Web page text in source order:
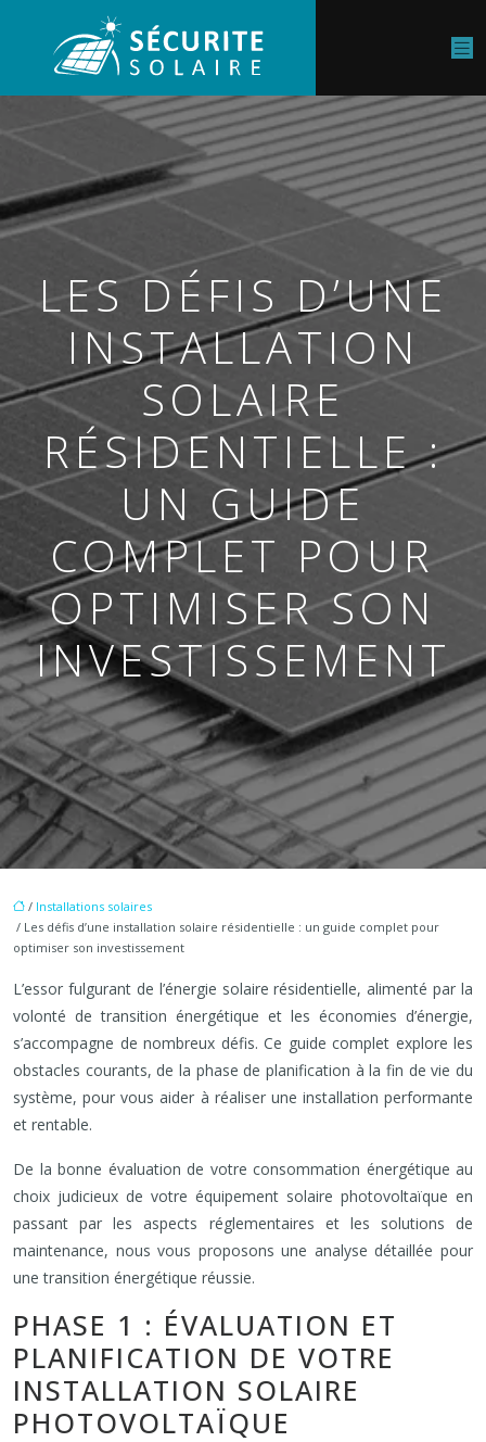
LES DÉFIS D’UNE
INSTALLATION
SOLAIRE
RÉSIDENTIELLE :
UN GUIDE
COMPLET POUR
OPTIMISER SON
INVESTISSEMENT
/ Installations solaires
/ Les défis d’une installation solaire résidentielle : un guide complet pour
optimiser son investissement
L’essor fulgurant de l’énergie solaire résidentielle, alimenté par la
volonté de transition énergétique et les économies d’énergie,
s’accompagne de nombreux défis. Ce guide complet explore les
obstacles courants, de la phase de planification à la fin de vie du
système, pour vous aider à réaliser une installation performante
et rentable.
De la bonne évaluation de votre consommation énergétique au
choix judicieux de votre équipement solaire photovoltaïque en
passant par les aspects réglementaires et les solutions de
maintenance, nous vous proposons une analyse détaillée pour
une transition énergétique réussie.
PHASE 1 : ÉVALUATION ET
PLANIFICATION DE VOTRE
INSTALLATION SOLAIRE
PHOTOVOLTAÏQUE